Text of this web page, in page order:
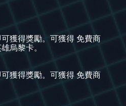
獲得獎勵。可獲得 免費商
烏黎卡。
獲得獎勵。可獲得 免費商